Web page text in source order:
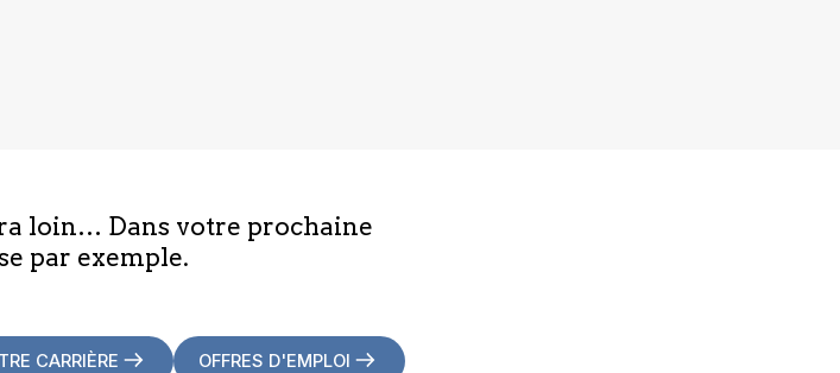
loin… Dans votre prochaine
par exemple.
CARRIÈRE OFFRES D'EMPLOI